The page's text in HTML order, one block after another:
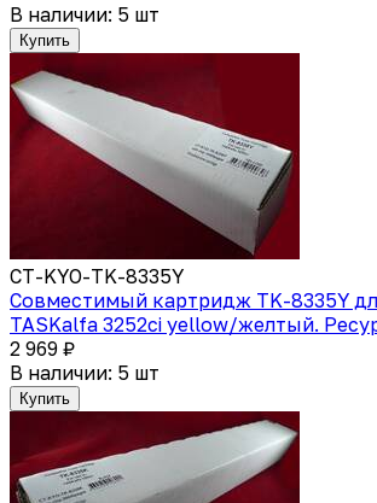
В наличии: 5 шт
Купить
CT-KYO-TK-8335Y
Совместимый картридж TK-8335Y
TASKalfa 3252ci yellow/желтый.
2 969 ₽
В наличии: 5 шт
Купить